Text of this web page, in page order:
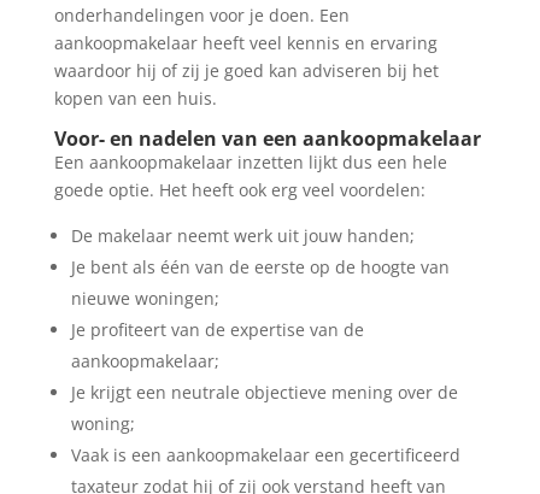
onderhandelingen voor je doen. Een
aankoopmakelaar heeft veel kennis en ervaring
waardoor hij of zij je goed kan adviseren bij het
kopen van een huis.
Voor- en nadelen van een aankoopmakelaar
Een aankoopmakelaar inzetten lijkt dus een hele
goede optie. Het heeft ook erg veel voordelen:
De makelaar neemt werk uit jouw handen;
Je bent als één van de eerste op de hoogte van
nieuwe woningen;
Je profiteert van de expertise van de
aankoopmakelaar;
Je krijgt een neutrale objectieve mening over de
woning;
Vaak is een aankoopmakelaar een gecertificeerd
taxateur zodat hij of zij ook verstand heeft van